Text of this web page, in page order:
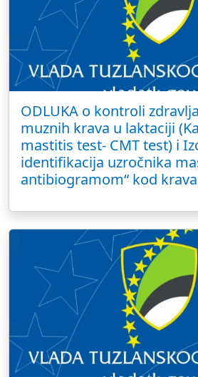
ODLUKA o kontroli
muznih krava u laktaciji
mastitis test- CMT test) i
identifikacija uzročnika
antibiogramom“ kod